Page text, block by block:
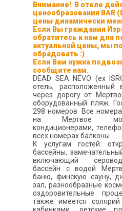
Внимание! В отеле
ценообразования BAR
цены динамически
Если Вы гражданин
обратитесь к нам для
актуальной цены, мы
обрадовать :)
Если Вам нужна
сообщите нам.
DEAD SEA NEVO (ex
отель, расположенный
через дорогу от
оборудованный пляж.
298 номеров. Все
на Мертвое
кондиционерами,
всех номерах балконы.
К услугам гостей:
бассейны,
включающий
бассейн с водой
баню, финскую сауну,
зал, разнообразные
оздоровительные
также имеется